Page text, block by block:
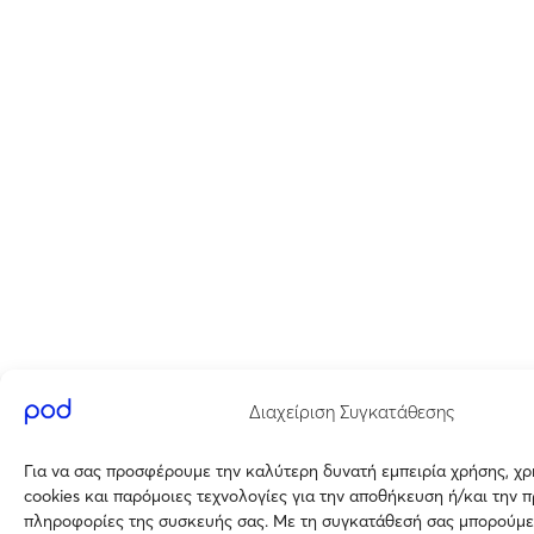
Διαχείριση Συγκατάθεσης
Για να σας προσφέρουμε την καλύτερη δυνατή εμπειρία χρήσης,
cookies και παρόμοιες τεχνολογίες για την αποθήκευση ή/και την
πληροφορίες της συσκευής σας. Με τη συγκατάθεσή σας